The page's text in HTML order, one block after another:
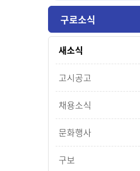
구로소식
새소식
고시공고
채용소식
문화행사
구보